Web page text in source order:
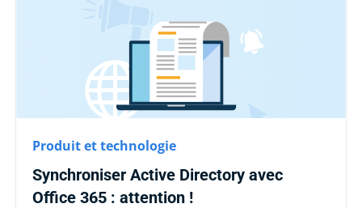
Produit et technologie
Synchroniser Active Directory avec
Office 365 : attention !